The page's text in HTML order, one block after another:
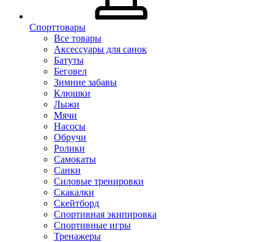
Спорттовары
Все товары
Аксессуары для санок
Батуты
Беговел
Зимние забавы
Клюшки
Лыжи
Мячи
Насосы
Обручи
Ролики
Самокаты
Санки
Силовые тренировки
Скакалки
Скейтборд
Спортивная экипировка
Спортивные игры
Тренажеры